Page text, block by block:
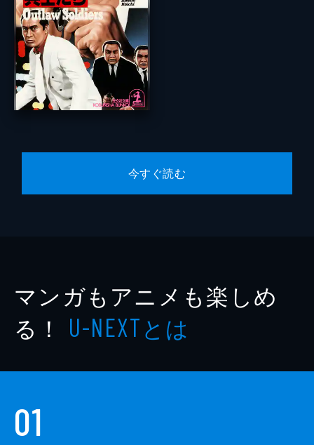
今すぐ読む
マンガもアニメも楽しめ
る！ U-NEXTとは
01